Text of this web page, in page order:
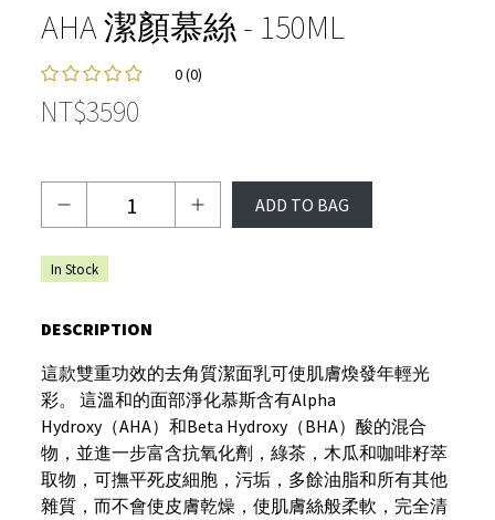
AHA 潔顏慕絲 - 150ML
0 (0)
NT$3590
ADD TO BAG
In Stock
DESCRIPTION
這款雙重功效的去角質潔面乳可使肌膚煥發年輕光
彩。 這溫和的面部淨化慕斯含有Alpha
Hydroxy（AHA）和Beta Hydroxy（BHA）酸的混合
物，並進一步富含抗氧化劑，綠茶，木瓜和咖啡籽萃
取物，可撫平死皮細胞，污垢，多餘油脂和所有其他
雜質，而不會使皮膚乾燥，使肌膚絲般柔軟，完全清